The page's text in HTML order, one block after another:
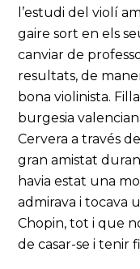
l’estudi del violí
gaire sort en els
canviar de
resultats, de
bona violinista.
burgesia
Cervera a través
gran amistat
havia estat una
admirava i tocava
Chopin, tot i que
de casar-se i tenir